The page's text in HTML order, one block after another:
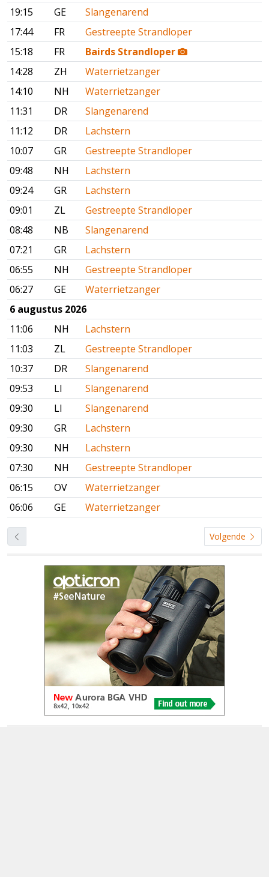
19:15
GE
Slangenarend
17:44
FR
Gestreepte Strandloper
15:18
FR
Bairds Strandloper
14:28
ZH
Waterrietzanger
14:10
NH
Waterrietzanger
11:31
DR
Slangenarend
11:12
DR
Lachstern
10:07
GR
Gestreepte Strandloper
09:48
NH
Lachstern
09:24
GR
Lachstern
09:01
ZL
Gestreepte Strandloper
08:48
NB
Slangenarend
07:21
GR
Lachstern
06:55
NH
Gestreepte Strandloper
06:27
GE
Waterrietzanger
6 augustus 2026
11:06
NH
Lachstern
11:03
ZL
Gestreepte Strandloper
10:37
DR
Slangenarend
09:53
LI
Slangenarend
09:30
LI
Slangenarend
09:30
GR
Lachstern
09:30
NH
Lachstern
07:30
NH
Gestreepte Strandloper
06:15
OV
Waterrietzanger
06:06
GE Waterrietzanger
Volgende